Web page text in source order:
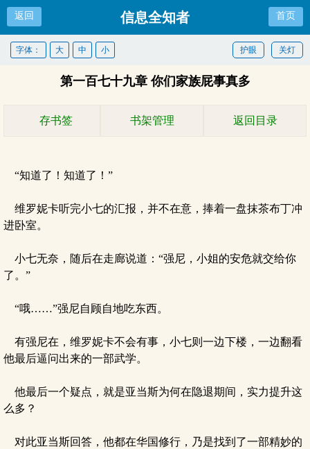
返回 信息全知者 首页
关灯
护眼
字体： 大 中 小
第一百七十九章 你们家族屁事真多
存书签 书架管理 返回目录
“知道了！知道了！”
维罗妮卡听完小七的汇报，并不在意，捧着一盘抹茶布丁冲
进卧室。
小七无奈，随后在走廊说道：“强尼，小姐的安危就交给你
了。”
“哦……”强尼自顾自地吃东西。
有强尼在，维罗妮卡不会有事，小七则一边下楼，一边翻看
他最后逼问出来的一部武学。
他最后一个疑点，就是亚当斯为何在隐退期间，实力提升这
么多？
对此亚当斯回答，他都在华国修行，乃是找到了一部精妙的